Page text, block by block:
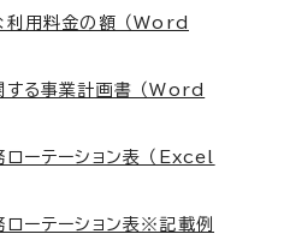
利用料金の額 （Word
する事業計画書 （Word
ーテーション表 （Excel
ローテーション表※記載例